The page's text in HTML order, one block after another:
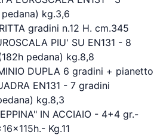
kg.3,6
gradini n.12 H. cm.345
PIU' SU EN131 - 8
pedana) kg.8,8
DUPLA 6 gradini + pianetto
EN131 - 7 gradini
kg.8,3
IN ACCIAIO - 4+4 gr.-
Kg.11